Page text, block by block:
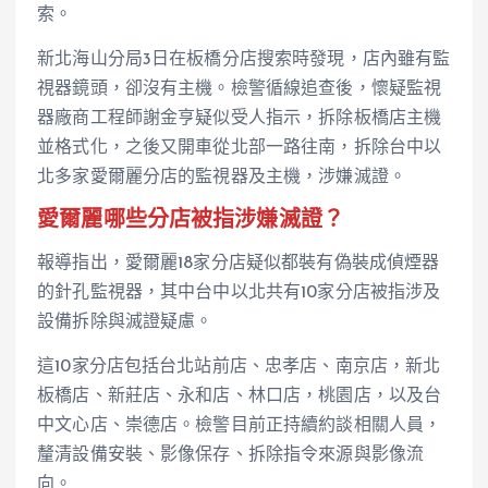
索。
新北海山分局3日在板橋分店搜索時發現，店內雖有監
視器鏡頭，卻沒有主機。檢警循線追查後，懷疑監視
器廠商工程師謝金亨疑似受人指示，拆除板橋店主機
並格式化，之後又開車從北部一路往南，拆除台中以
北多家愛爾麗分店的監視器及主機，涉嫌滅證。
愛爾麗哪些分店被指涉嫌滅證？
報導指出，愛爾麗18家分店疑似都裝有偽裝成偵煙器
的針孔監視器，其中台中以北共有10家分店被指涉及
設備拆除與滅證疑慮。
這10家分店包括台北站前店、忠孝店、南京店，新北
板橋店、新莊店、永和店、林口店，桃園店，以及台
中文心店、崇德店。檢警目前正持續約談相關人員，
釐清設備安裝、影像保存、拆除指令來源與影像流